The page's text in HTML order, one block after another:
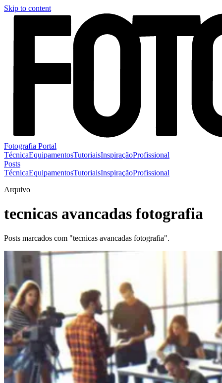
Skip to content
Fotografia Portal
TécnicaEquipamentosTutoriaisInspiraçãoProfissional
Posts
TécnicaEquipamentosTutoriaisInspiraçãoProfissional
Arquivo
tecnicas avancadas fotografia
Posts marcados com "tecnicas avancadas fotografia".